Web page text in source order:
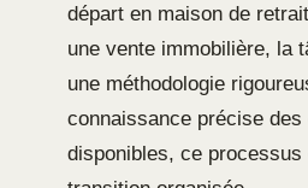
départ en maison de
une vente immobilière, la
une méthodologie
connaissance précise des
disponibles, ce processus